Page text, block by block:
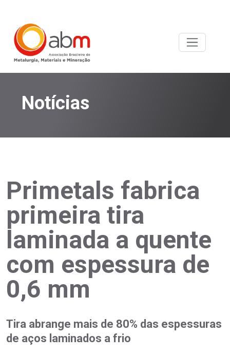
Notícias
Primetals fabrica
primeira tira
laminada a quente
com espessura de
0,6 mm
Tira abrange mais de 80% das espessuras
de aços laminados a frio